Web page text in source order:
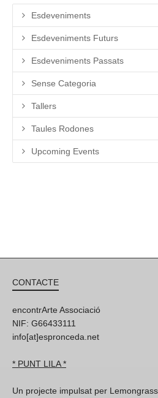
Esdeveniments
Esdeveniments Futurs
Esdeveniments Passats
Sense Categoria
Tallers
Taules Rodones
Upcoming Events
CONTACTE
encontrArte Associació
NIF: G66433111
info[at]espronceda.net
* PUNT LILA *
Un projecte impulsat per